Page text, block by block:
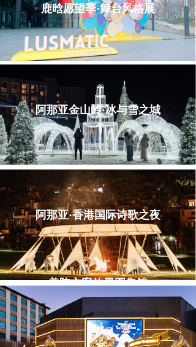
鹿晗愿望季·舞台风格展
阿那亚金山岭·冰与雪之城
阿那亚·香港国际诗歌之夜
美陈方案效果图集锦